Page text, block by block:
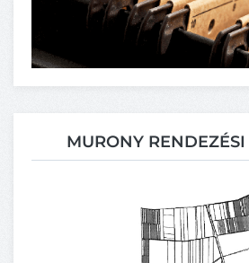
MURONY RENDEZÉSI